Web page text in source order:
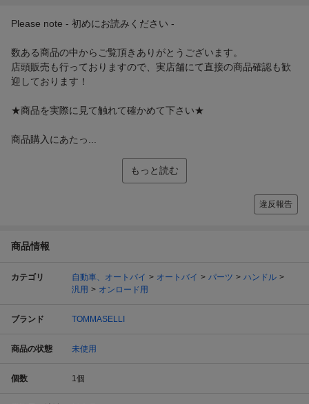
Please note - 初めにお読みください -
数ある商品の中からご覧頂きありがとうございます。
店頭販売も行っておりますので、実店舗にて直接の商品確認も歓
迎しております！
★商品を実際に見て触れて確かめて下さい★
商品購入にあたっ...
もっと読む
違反報告
商品情報
カテゴリ 自動車、オートバイ オートバイ パーツ
ハンドル
汎用
オンロード用
ブランド TOMMASELLI
商品の状態 未使用
個数 1個